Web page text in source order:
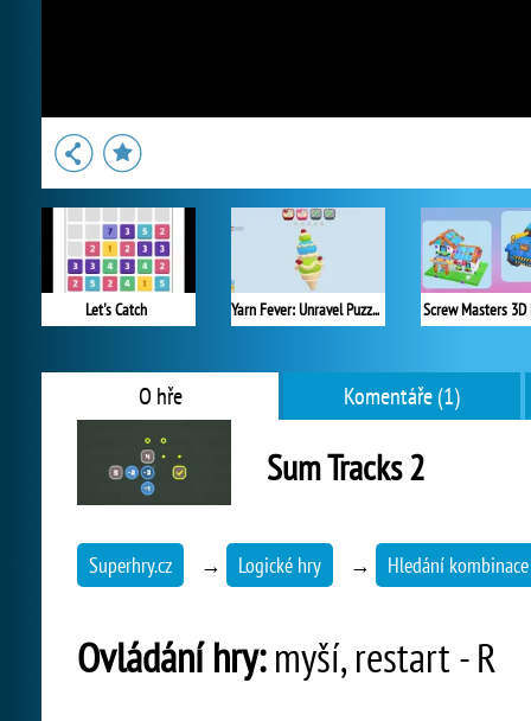
Let's Catch Yarn Fever: Unravel Puzzle Screw Masters 3D
O hře Komentáře (1)
Sum Tracks 2
Superhry.cz → Logické hry → Hledání kombinace
Ovládání hry:myší, restart - R